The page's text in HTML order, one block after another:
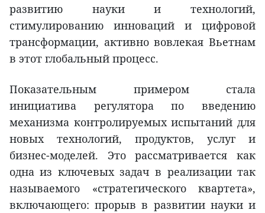
развитию науки и технологий,
стимулированию инноваций и цифровой
трансформации, активно вовлекая Вьетнам
в этот глобальный процесс.
Показательным примером стала
инициатива регулятора по введению
механизма контролируемых испытаний для
новых технологий, продуктов, услуг и
бизнес-моделей. Это рассматривается как
одна из ключевых задач в реализации так
называемого «стратегического квартета»,
включающего: прорыв в развитии науки и